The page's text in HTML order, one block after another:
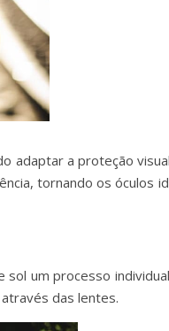
adaptar a proteção
tornando os óculos
um processo
das lentes.